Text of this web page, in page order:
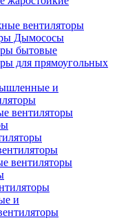
вентиляторы
Дымососы
бытовые
для прямоугольных
и
вентиляторы
вентиляторы
и